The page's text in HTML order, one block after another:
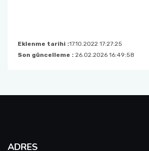
Eklenme tarihi :17.10.2022 17:27:25
Son güncelleme : 26.02.2026 16:49:58
ADRES